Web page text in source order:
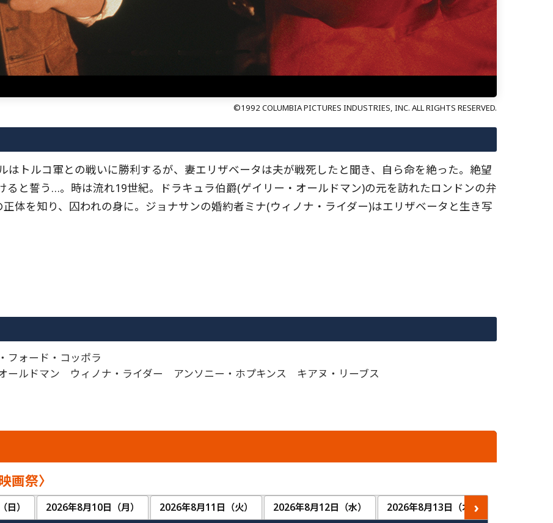
©1992 COLUMBIA PICTURES INDUSTRIES, INC. ALL RIGHTS RESERVED.
はトルコ軍との戦いに勝利するが、妻エリザベータは夫が戦死したと聞き、自ら命を絶った。絶望
ると誓う…。時は流れ19世紀。ドラキュラ伯爵(ゲイリー・オールドマン)の元を訪れたロンドンの弁
体を知り、囚われの身に。ジョナサンの婚約者ミナ(ウィノナ・ライダー)はエリザベータと生き写
ォード・コッポラ
ルドマン ウィノナ・ライダー アンソニー・ホプキンス キアヌ・リーブス
画祭〉
） 2026年8月10日（月） 2026年8月11日（火） 2026年8月12日（水） 2026年8月13日（木）
›